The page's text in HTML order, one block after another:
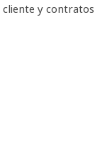
y contratos